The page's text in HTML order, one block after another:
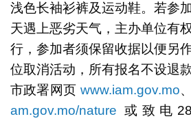
浅色长袖衫裤及运动鞋。若参
天遇上恶劣天气，主办单位有
行，参加者须保留收据以便另
位取消活动，所有报名不设退
市政署网页 www.iam.gov.mo
am.gov.mo/nature 或致电